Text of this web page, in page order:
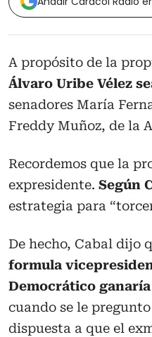
A propósito de la
Álvaro Uribe Vélez
senadores María
Freddy Muñoz, de la
Recordemos que la
expresidente. Según
estrategia para
De hecho, Cabal dijo
formula
Democrático
cuando se le
dispuesta a que el